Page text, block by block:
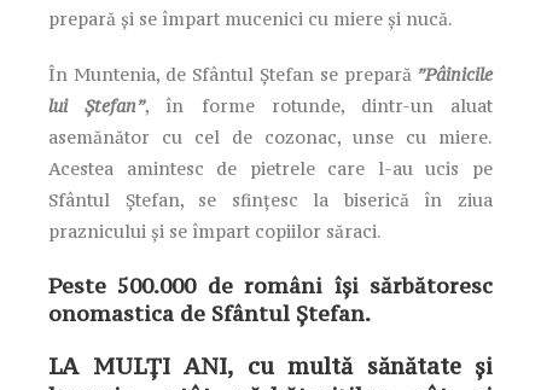
prepară și se împart mucenici cu miere şi nucă.
În Muntenia, de Sfântul Ștefan se prepară ”Pâinicile
lui Ștefan”, în forme rotunde, dintr-un aluat
asemănător cu cel de cozonac, unse cu miere.
Acestea amintesc de pietrele care l-au ucis pe
Sfântul Ștefan, se sfințesc la biserică în ziua
praznicului şi se împart copiilor săraci.
Peste 500.000 de români îşi sărbătoresc
onomastica de Sfântul Ștefan.
LA MULȚI ANI, cu multă sănătate și